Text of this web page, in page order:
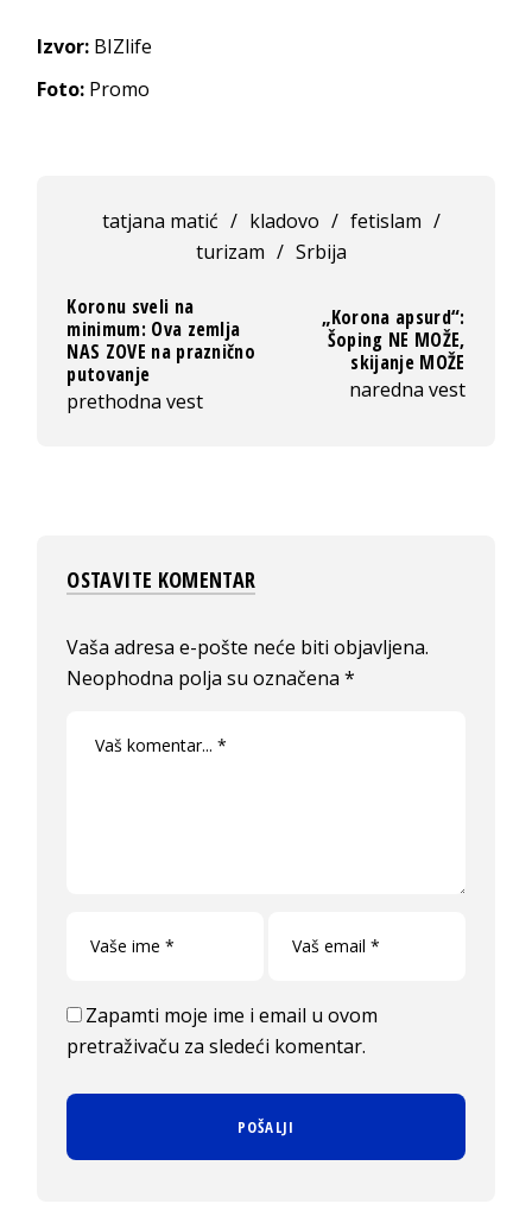
Izvor: BIZlife
Foto: Promo
tatjana matić / kladovo / fetislam /
turizam / Srbija
Koronu sveli na
minimum: Ova zemlja
NAS ZOVE na praznično
putovanje
prethodna vest
„Korona apsurd“:
Šoping NE MOŽE,
skijanje MOŽE
naredna vest
OSTAVITE KOMENTAR
Vaša adresa e-pošte neće biti objavljena.
Neophodna polja su označena*
Zapamti moje ime i email u ovom
pretraživaču za sledeći komentar.